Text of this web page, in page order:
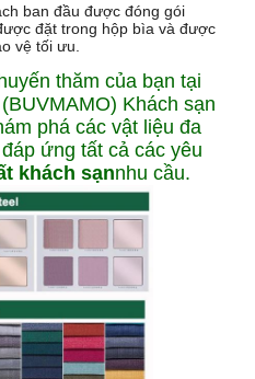
ban đầu được đóng gói
đặt trong hộp bìa và được
vệ tối ưu.
thăm của bạn tại
Khách sạn
phá các vật liệu đa
ứng tất cả các yêu
khách sạnnhu cầu.